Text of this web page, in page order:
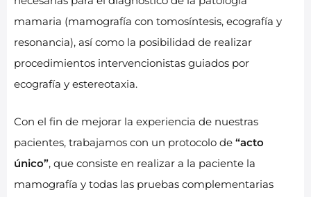
mamaria (mamografía con tomosíntesis, ecografía y
resonancia), así como la posibilidad de realizar
procedimientos intervencionistas guiados por
ecografía y estereotaxia.
Con el fin de mejorar la experiencia de nuestras
pacientes, trabajamos con un protocolo de “acto
único”, que consiste en realizar a la paciente la
mamografía y todas las pruebas complementarias